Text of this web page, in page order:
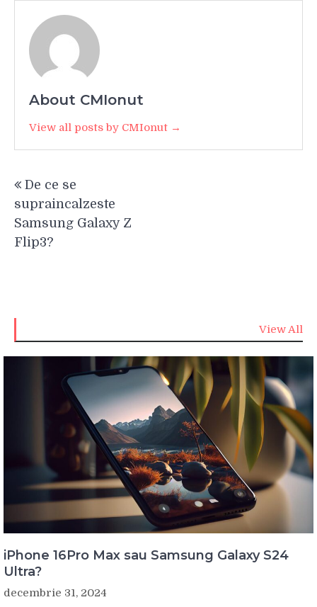
About CMIonut
View all posts by CMIonut →
în
articole
De ce se
supraincalzeste
Samsung Galaxy Z
Flip3?
View All
iPhone 16Pro Max sau Samsung Galaxy S24
Ultra?
decembrie 31, 2024